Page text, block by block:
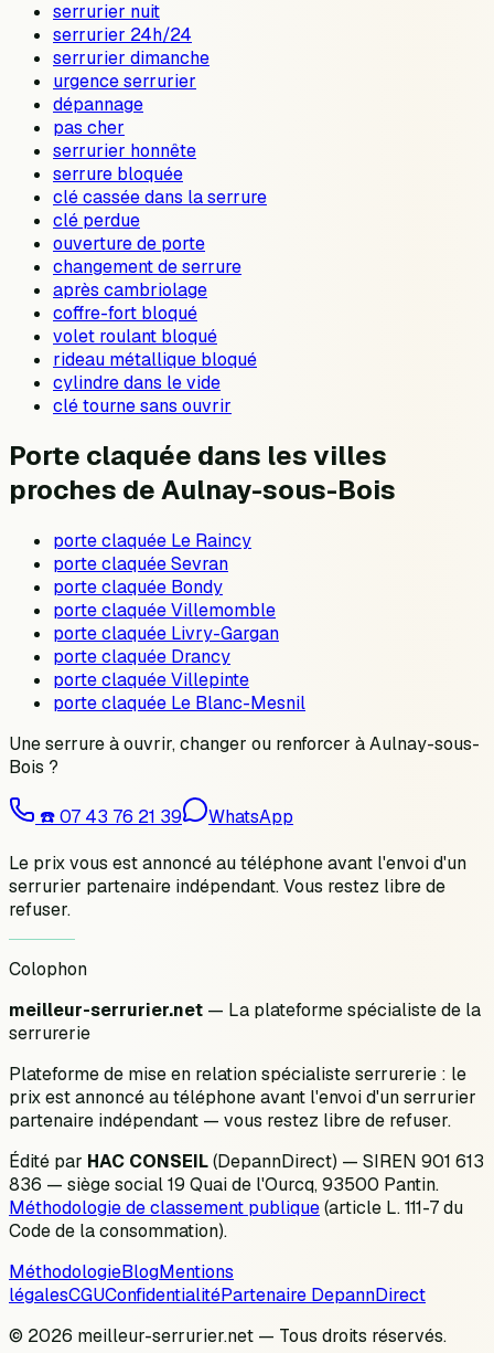
serrurier nuit
serrurier 24h/24
serrurier dimanche
urgence serrurier
dépannage
pas cher
serrurier honnête
serrure bloquée
clé cassée dans la serrure
clé perdue
ouverture de porte
changement de serrure
après cambriolage
coffre-fort bloqué
volet roulant bloqué
rideau métallique bloqué
cylindre dans le vide
clé tourne sans ouvrir
Porte claquée dans les villes
proches de Aulnay-sous-Bois
porte claquée Le Raincy
porte claquée Sevran
porte claquée Bondy
porte claquée Villemomble
porte claquée Livry-Gargan
porte claquée Drancy
porte claquée Villepinte
porte claquée Le Blanc-Mesnil
Une serrure à ouvrir, changer ou renforcer àAulnay-sous-
Bois ?
☎️07 43 76 21 39
WhatsApp
Le prix vous est annoncé au téléphone avant l'envoi d'un
serrurier partenaire indépendant. Vous restez libre de
refuser.
Colophon
meilleur-serrurier.net — La plateforme spécialiste de la
serrurerie
Plateforme de mise en relation spécialiste serrurerie : le
prix est annoncé au téléphone avant l'envoi d'un serrurier
partenaire indépendant — vous restez libre de refuser.
Édité par HAC CONSEIL(DepannDirect) — SIREN 901 613
836 — siège social 19 Quai de l'Ourcq, 93500 Pantin.
Méthodologie de classement publique(article L. 111-7 du
Code de la consommation).
MéthodologieBlogMentions
légalesCGUConfidentialitéPartenaire DepannDirect
© 2026 meilleur-serrurier.net — Tous droits réservés.